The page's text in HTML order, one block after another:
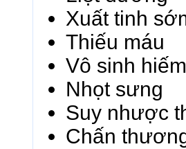
Xuất tinh
Thiếu máu
Vô sinh
Nhọt sưng
Suy nhược
Chấn